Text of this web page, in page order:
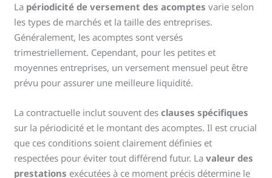
La périodicité de versement des acomptes varie selon
les types de marchés et la taille des entreprises.
Généralement, les acomptes sont versés
trimestriellement. Cependant, pour les petites et
moyennes entreprises, un versement mensuel peut être
prévu pour assurer une meilleure liquidité.
La contractuelle inclut souvent desclauses spécifiques
sur la périodicité et le montant des acomptes. Il est crucial
que ces conditions soient clairement définies et
respectées pour éviter tout différend futur. Lavaleur des
prestations exécutées à ce moment précis détermine le